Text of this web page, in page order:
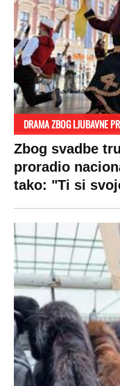
SPREMITE SE
Za posnu
izdvojiti
plata ode na
VESTI
Politika
Društvo
Hronika
Ekonomija
Beograd
Zasadi drvo
Kosovo
Rijaliti
Zvezde
Holivud
Kviz